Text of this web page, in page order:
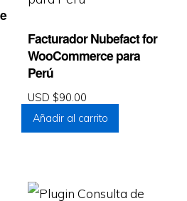
Facturador Nubefact for
WooCommerce para
Perú
USD $90.00
Añadir al carrito